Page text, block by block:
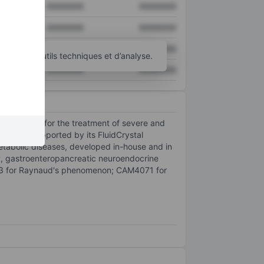
XXXXXXX XXXXXXX
d’autres outils techniques et d’analyse.
for the treatment of severe and
supported by its FluidCrystal
diseases, developed in-house and in
gastroenteropancreatic neuroendocrine
Raynaud's phenomenon; CAM4071 for